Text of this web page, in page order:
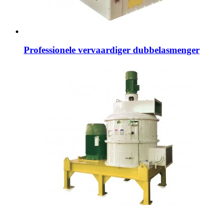
Professionele vervaardiger dubbelasmenger